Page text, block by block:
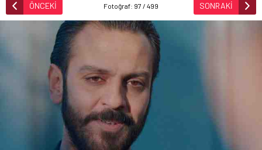
ÖNCEKİ Fotoğraf: 97 / 499 SONRAKİ